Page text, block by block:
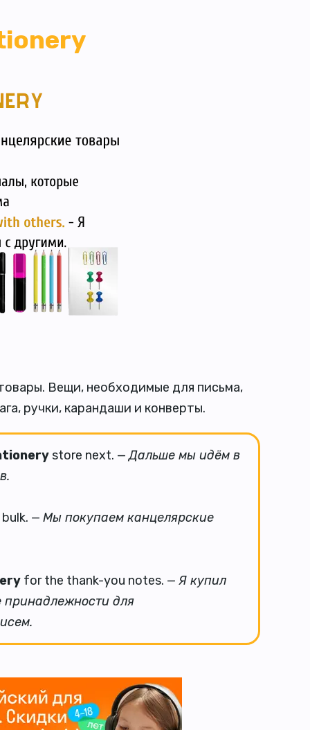
Вещи, необходимые для письма,
ручки, карандаши и конверты.
store next. —Дальше мы идём в
— Мы покупаем канцелярские
for the thank-you notes. — Я купил
принадлежности для